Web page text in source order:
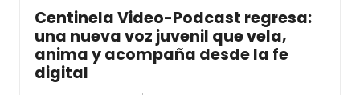
Centinela Video-Podcast regresa:
una nueva voz juvenil que vela,
anima y acompaña desde la fe
digital